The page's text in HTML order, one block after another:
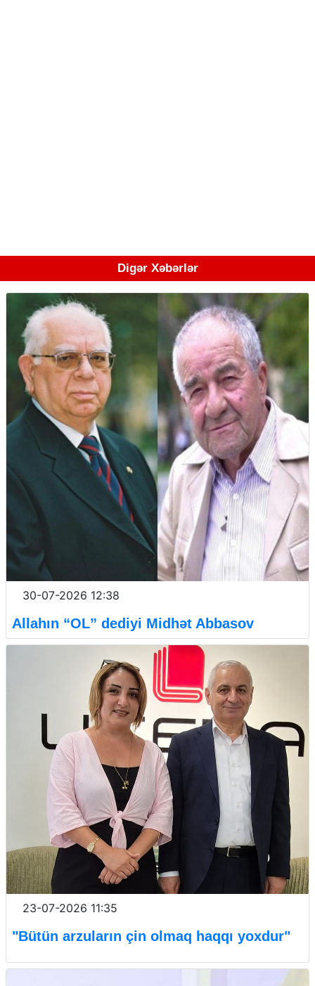
Digər Xəbərlər
30-07-2026 12:38
Allahın “OL” dediyi Midhət Abbasov
23-07-2026 11:35
"Bütün arzuların çin olmaq haqqı yoxdur"